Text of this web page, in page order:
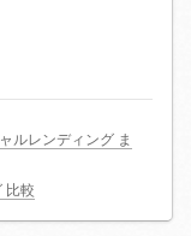
ルレンディング ま
比較